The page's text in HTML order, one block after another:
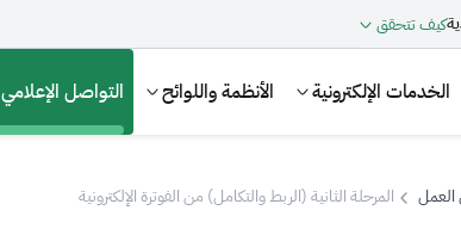
كيف تتحقق
الخدمات الإلكترونية الأنظمة واللوائح التواصل الإعلامي
العمل المرحلة الثانية (الربط والتكامل) من الفوترة الإلكترونية